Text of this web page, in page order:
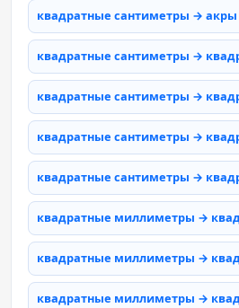
квадратные сантиметры → акры
квадратные сантиметры →
квадратные сантиметры →
квадратные сантиметры →
квадратные сантиметры →
квадратные миллиметры →
квадратные миллиметры →
квадратные миллиметры →